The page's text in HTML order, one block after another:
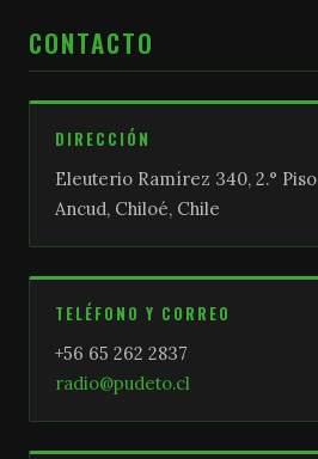
CONTACTO
DIRECCIÓN
Eleuterio Ramírez 340, 2.° Piso
Ancud, Chiloé, Chile
TELÉFONO Y CORREO
+56 65 262 2837
radio@pudeto.cl